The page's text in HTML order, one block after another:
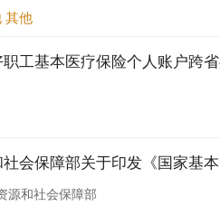
其他
工基本医疗保险个人账户跨
源和社会保障部